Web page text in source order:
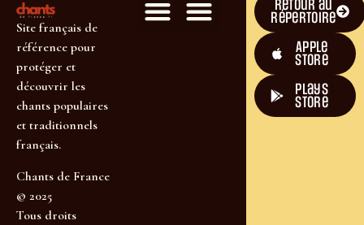
Site français de
référence pour
protéger et
découvrir les
chants populaires
et traditionnels
français.
Chants de France
© 2025
Tous droits
Retour au
répertoire
Apple
Store
plays
store